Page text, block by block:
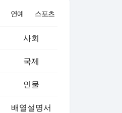
연예 스포츠
사회
국제
인물
배열설명서